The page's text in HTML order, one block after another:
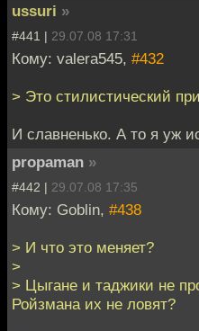
ussuri »
#441 | 29.07.08 17:31
Кому: valera545, #432
> Это стилистический
И славненько. А то я уж
propaman »
#442 | 29.07.08 17:35
Кому: Goblin, #438
> И что это меняет?
>
> Цыгане и таджики не
Ройзмана их не ловят?